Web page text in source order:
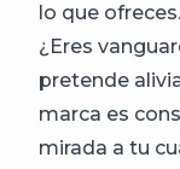
lo que ofreces.
¿Eres
pretende
marca es
mirada a tu